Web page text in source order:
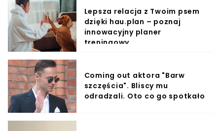
Lepsza relacja z Twoim psem
dzięki hau.plan – poznaj
innowacyjny planer
treningowy
Coming out aktora "Barw
szczęścia". Bliscy mu
odradzali. Oto co go spotkało